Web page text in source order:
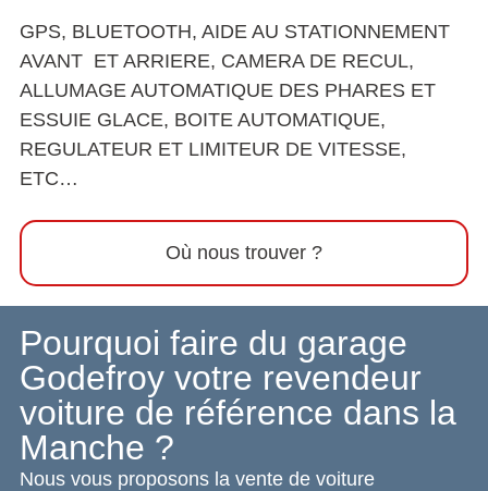
Où nous trouver ?
GPS, BLUETOOTH, AIDE AU STATIONNEMENT
AVANT ET ARRIERE, CAMERA DE RECUL,
ALLUMAGE AUTOMATIQUE DES PHARES ET
ESSUIE GLACE, BOITE AUTOMATIQUE,
REGULATEUR ET LIMITEUR DE VITESSE,
ETC…
Pourquoi faire du garage
Godefroy votre revendeur
voiture de référence dans la
Manche ?
Nous vous proposons la vente de voiture